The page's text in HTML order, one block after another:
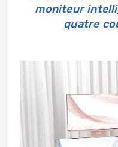
moniteur
quatre